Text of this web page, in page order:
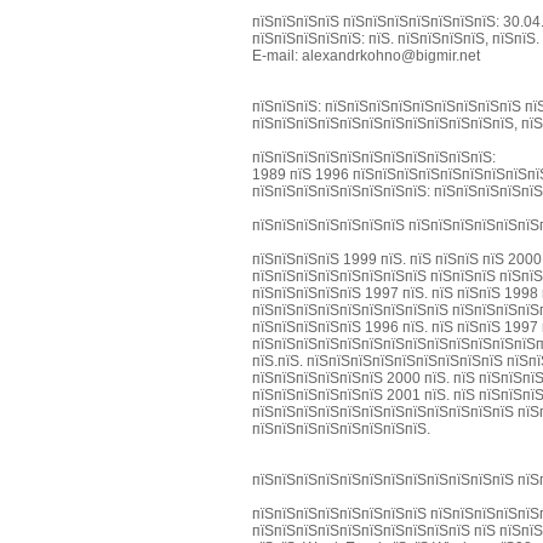
пїЅпїЅпїЅпїЅ пїЅпїЅпїЅпїЅпїЅпїЅпїЅ:
пїЅпїЅпїЅпїЅпїЅ: пїЅ. пїЅпїЅпїЅпїЅ,
E-mail: alexandrkohno@bigmir.net
пїЅпїЅпїЅ: пїЅпїЅпїЅпїЅпїЅпїЅпїЅпїЅпїЅ
пїЅпїЅпїЅпїЅпїЅпїЅпїЅпїЅпїЅпїЅпїЅпїЅ,
пїЅпїЅпїЅпїЅпїЅпїЅпїЅпїЅпїЅпїЅпїЅ:
1989 пїЅ 1996
пїЅпїЅпїЅпїЅпїЅпїЅпїЅпїЅ:
пїЅпїЅпїЅпїЅпїЅпїЅпїЅ
пїЅпїЅпїЅпїЅ 1999 пїЅ. пїЅ пїЅпїЅ пїЅ
пїЅпїЅпїЅпїЅпїЅпїЅпїЅпїЅ пїЅпїЅпїЅ
пїЅпїЅпїЅпїЅпїЅ 1997 пїЅ. пїЅ пїЅпїЅ 1998
пїЅпїЅпїЅпїЅпїЅпїЅпїЅпїЅпїЅ
пїЅпїЅпїЅпїЅпїЅ 1996 пїЅ. пїЅ пїЅпїЅ 1997
пїЅ.пїЅ. пїЅпїЅпїЅпїЅпїЅпїЅпїЅпїЅпїЅ
пїЅпїЅпїЅпїЅпїЅпїЅ 2000 пїЅ. пїЅ
пїЅпїЅпїЅпїЅпїЅпїЅ 2001 пїЅ. пїЅ
пїЅпїЅпїЅпїЅпїЅпїЅпїЅпїЅпїЅпїЅпїЅпїЅ
пїЅпїЅпїЅпїЅпїЅпїЅпїЅпїЅ.
пїЅпїЅпїЅпїЅпїЅпїЅпїЅпїЅпїЅпїЅпїЅпїЅ
пїЅпїЅпїЅпїЅпїЅпїЅпїЅпїЅ
пїЅпїЅпїЅпїЅпїЅпїЅпїЅпїЅпїЅпїЅ пїЅ